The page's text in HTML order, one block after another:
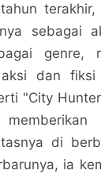
sebagai
genre,
dan fiksi
"City
di
ia